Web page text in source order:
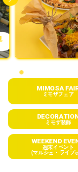
MIMOSA
ミモザフェア
ミモザ装飾
WEEKEND
週末イベント
(マルシェ・ライブ